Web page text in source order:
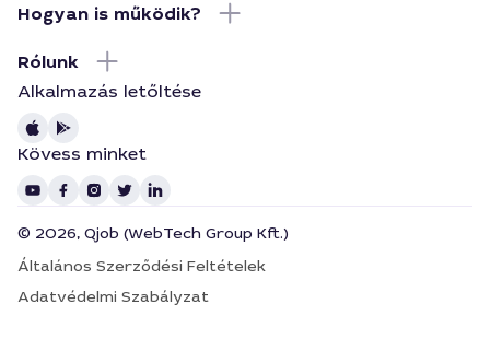
Hogyan is működik?
Rólunk
Alkalmazás letőltése
Kövess minket
© 2026, Qjob (WebTech Group Kft.)
Általános Szerződési Feltételek
Adatvédelmi Szabályzat